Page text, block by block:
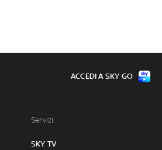
Servizi:
SKY TV
ACCEDI A SKY GO